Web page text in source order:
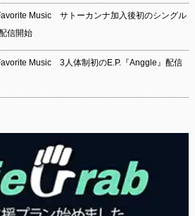
Music サトーカンナ加入後初のシングル
信開始
Music 3人体制初のE.P.『Anggle』配信